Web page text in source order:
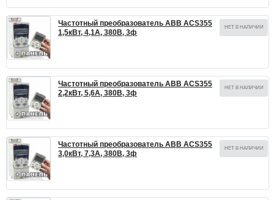
Частотный преобразователь ABB ACS355
1,5кВт, 4,1А, 380В, 3ф
НЕТ В НАЛИЧИИ
Частотный преобразователь ABB ACS355
2,2кВт, 5,6А, 380В, 3ф
НЕТ В НАЛИЧИИ
Частотный преобразователь ABB ACS355
3,0кВт, 7,3А, 380В, 3ф
НЕТ В НАЛИЧИИ